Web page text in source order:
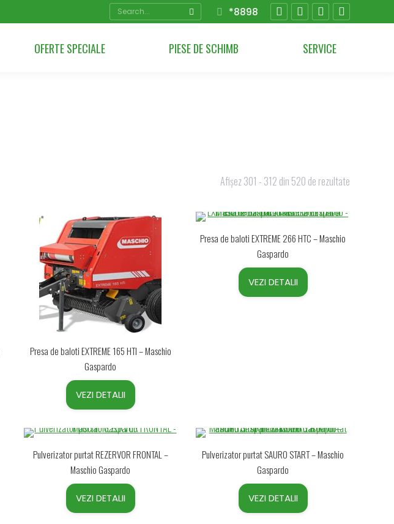
Search: *8898
FacebookYouTube
opens
Instagram
opens
Linkedin
OFERTE SPECIALE PIESE DE SCHIMB SERVICE
Afișez 301 - 312 din 520 de rezultate
Presa de baloti EXTREME 165 HTI – Maschio
Gaspardo
VEZI DETALII
Presa de baloti EXTREME 266 HTC – Maschio
Gaspardo
VEZI DETALII
Pulverizator purtat REZERVOR FRONTAL –
Maschio Gaspardo
VEZI DETALII
Pulverizator purtat SAURO START – Maschio
Gaspardo
VEZI DETALII